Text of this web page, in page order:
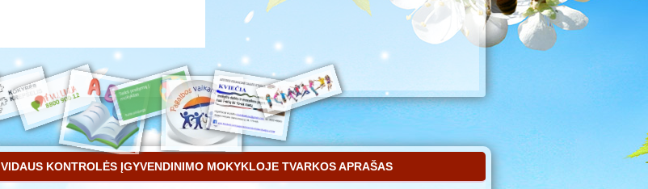
VIDAUS KONTROLĖS ĮGYVENDINIMO MOKYKLOJE TVARKOS APRAŠAS